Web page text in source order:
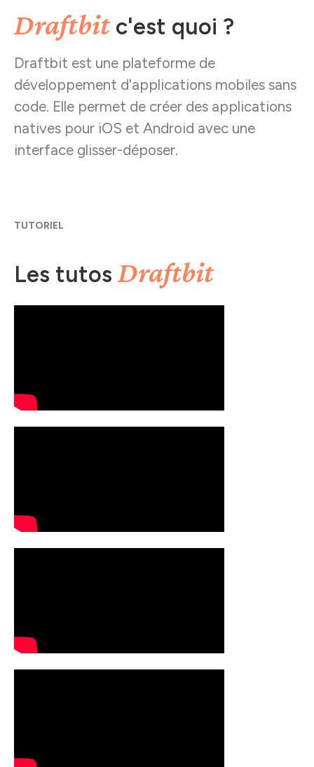
Draftbit c'est quoi ?
Draftbit est une plateforme de
développement d'applications mobiles sans
code. Elle permet de créer des applications
natives pour iOS et Android avec une
interface glisser-déposer.
TUTORIEL
Les tutos Draftbit